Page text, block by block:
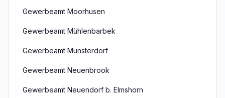
Gewerbeamt Moorhusen
Gewerbeamt Mühlenbarbek
Gewerbeamt Münsterdorf
Gewerbeamt Neuenbrook
Gewerbeamt Neuendorf b. Elmshorn